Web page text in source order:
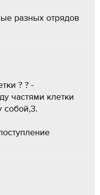
разных отрядов
? ? -
частями клетки
собой,3.